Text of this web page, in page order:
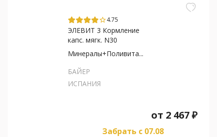
star_border4.75
ЭЛЕВИТ 3 Кормление
капс. мягк. N30
Минералы+Поливита...
БАЙЕР
ИСПАНИЯ
от 2 467₽
Забрать c 07.08